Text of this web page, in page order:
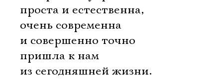
проста и естественна,
очень современна
и совершенно точно
пришла к нам
из сегодняшней жизни.